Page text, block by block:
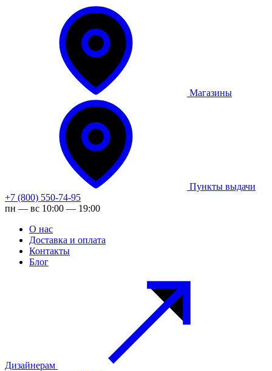
Магазины
Пункты выдачи
+7 (800) 550-74-95
пн — вс 10:00 — 19:00
О нас
Доставка и оплата
Контакты
Блог
Дизайнерам